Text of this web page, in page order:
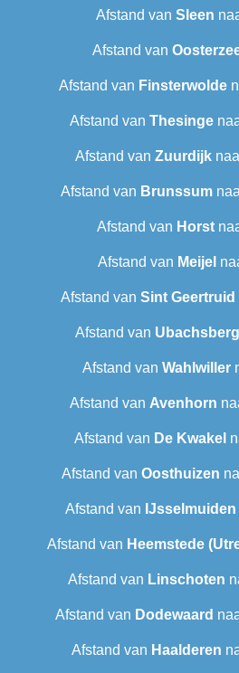
Afstand van Sleen
Afstand van
Afstand van Finsterwolde
Afstand van Thesinge
Afstand van Zuurdijk
Afstand van Brunssum
Afstand van Horst
Afstand van Meijel
Afstand van Sint Geertruid
Afstand van Ubachsberg
Afstand van Wahlwiller
Afstand van Avenhorn
Afstand van De Kwakel
Afstand van Oosthuizen
Afstand van IJsselmuiden
Afstand van Heemstede
Afstand van Linschoten
Afstand van Dodewaard
Afstand van Haalderen